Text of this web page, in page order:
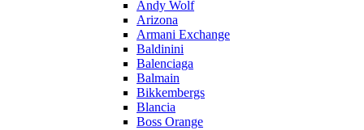
Andy Wolf
Arizona
Armani Exchange
Baldinini
Balenciaga
Balmain
Bikkembergs
Blancia
Boss Orange